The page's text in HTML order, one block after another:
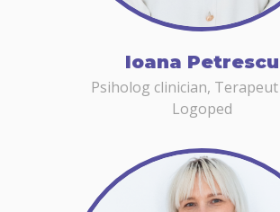
Ioana Petrescu
Psiholog clinician, Terapeut
Logoped